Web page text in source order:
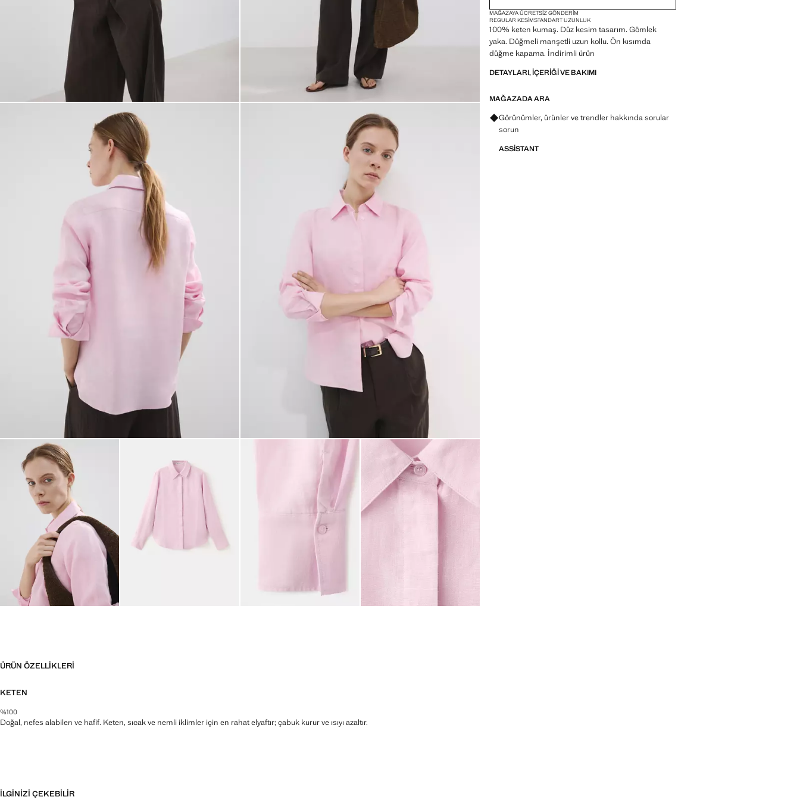
MAĞAZAYA ÜCRETSIZ GÖNDERIM
REGULAR KESIMSTANDART UZUNLUK
100% keten kumaş. Düz kesim tasarım. Gömlek
yaka. Düğmeli manşetli uzun kollu. Ön kısımda
düğme kapama. İndirimli ürün
DETAYLARI, IÇERIĞI VE BAKIMI
MAĞAZADA ARA
Görünümler, ürünler ve trendler hakkında sorular
sorun
ASSISTANT
ÜRÜN ÖZELLIKLERI
KETEN
%100
Doğal, nefes alabilen ve hafif. Keten, sıcak ve nemli iklimler için en rahat elyaftır; çabuk kurur ve ısıyı azaltır.
İLGINIZI ÇEKEBILIR